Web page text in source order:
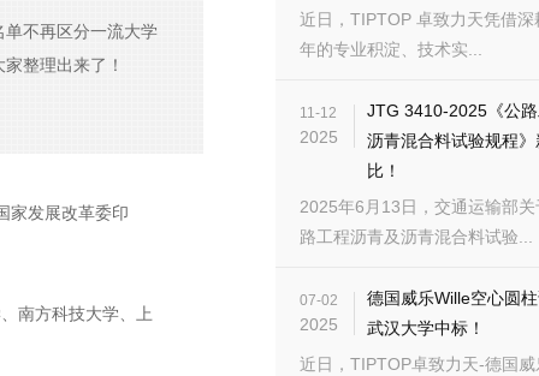
单不再区分一流大学
整理出来了！
家发展改革委印
南方科技大学、上
近日，TIPTOP 卓致力天凭借
年的专业积淀、技术实...
11-12
2025
JTG 3410-2025《公
沥青混合料试验规程
比！
2025年6月13日，交通运输部
路工程沥青及沥青混合料试验...
07-02
2025
德国威乐Wille空心圆
武汉大学中标！
近日，TIPTOP卓致力天-德国